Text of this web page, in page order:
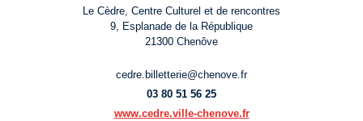
Le Cèdre, Centre Culturel et de rencontres
9, Esplanade de la République
21300 Chenôve
cedre.billetterie@chenove.fr
03 80 51 56 25
www.cedre.ville-chenove.fr